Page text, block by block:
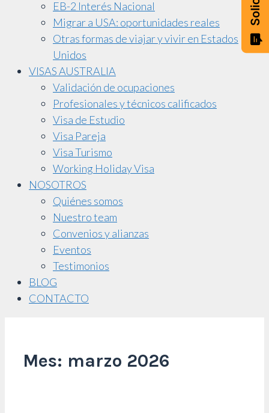
EB-2 Interés Nacional
Migrar a USA: oportunidades reales
Otras formas de viajar y vivir en Estados
Unidos
VISAS AUSTRALIA
Validación de ocupaciones
Profesionales y técnicos calificados
Visa de Estudio
Visa Pareja
Visa Turismo
Working Holiday Visa
NOSOTROS
Quiénes somos
Nuestro team
Convenios y alianzas
Eventos
Testimonios
BLOG
CONTACTO
Mes: marzo 2026